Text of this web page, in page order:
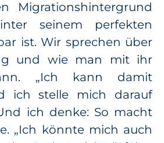
Migrationshintergrund
seinem perfekten
ist. Wir sprechen über
und wie man mit ihr
„Ich kann damit
ich stelle mich darauf
ich denke: So macht
„Ich könnte mich auch